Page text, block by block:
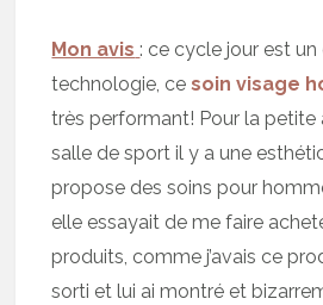
Mon avis : ce cycle jour est
technologie, cesoin visage
très performant! Pour la petite
salle de sport il y a une
propose des soins pour
elle essayait de me faire
produits, comme j’avais ce
sorti et lui ai montré et